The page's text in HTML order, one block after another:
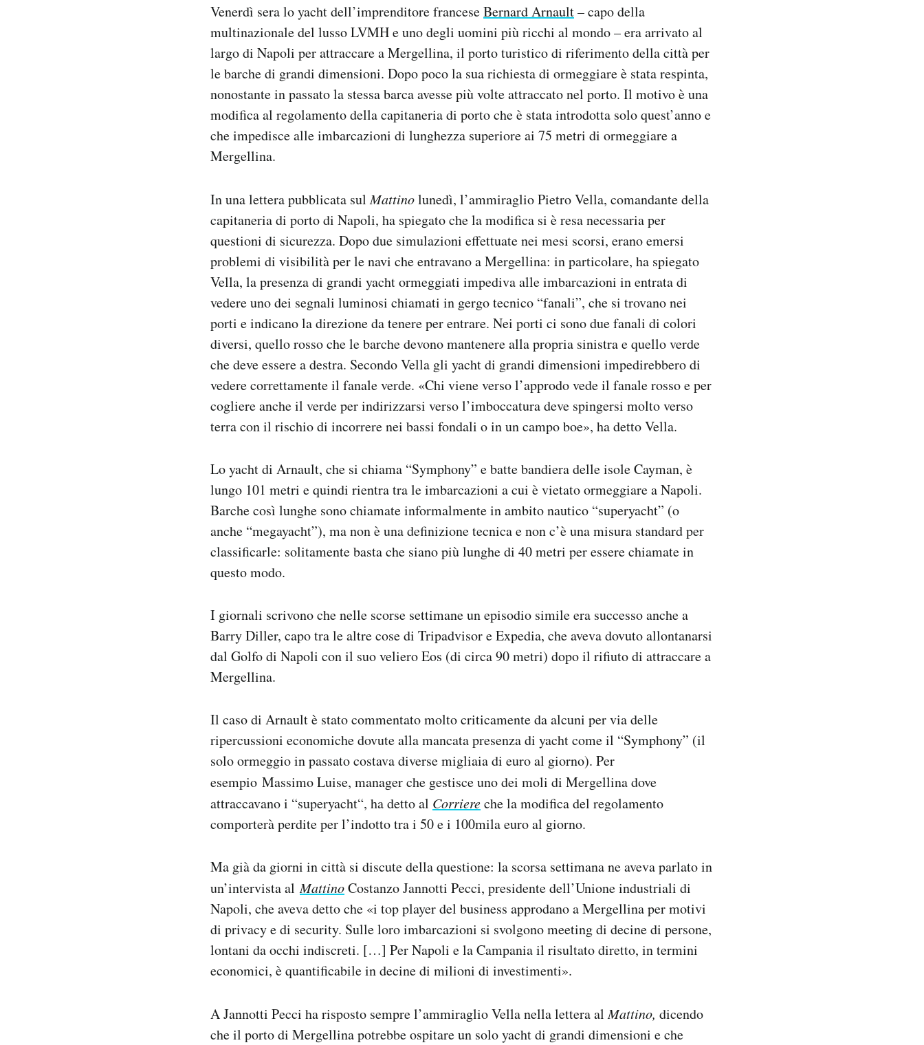
Venerdì sera lo yacht dell’imprenditore franceseBernard Arnault– capo della
multinazionale del lusso LVMH e uno degli uomini più ricchi al mondo – era arrivato al
largo di Napoli per attraccare a Mergellina, il porto turistico di riferimento della città per
le barche di grandi dimensioni. Dopo poco la sua richiesta di ormeggiare è stata respinta,
nonostante in passato la stessa barca avesse più volte attraccato nel porto. Il motivo è una
modifica al regolamento della capitaneria di porto che è stata introdotta solo quest’anno e
che impedisce alle imbarcazioni di lunghezza superiore ai 75 metri di ormeggiare a
Mergellina.
In una lettera pubblicata sulMattinolunedì, l’ammiraglio Pietro Vella, comandante della
capitaneria di porto di Napoli, ha spiegato che la modifica si è resa necessaria per
questioni di sicurezza. Dopo due simulazioni effettuate nei mesi scorsi, erano emersi
problemi di visibilità per le navi che entravano a Mergellina: in particolare, ha spiegato
Vella, la presenza di grandi yacht ormeggiati impediva alle imbarcazioni in entrata di
vedere uno dei segnali luminosi chiamati in gergo tecnico “fanali”, che si trovano nei
porti e indicano la direzione da tenere per entrare. Nei porti ci sono due fanali di colori
diversi, quello rosso che le barche devono mantenere alla propria sinistra e quello verde
che deve essere a destra. Secondo Vella gli yacht di grandi dimensioni impedirebbero di
vedere correttamente il fanale verde. «Chi viene verso l’approdo vede il fanale rosso e per
cogliere anche il verde per indirizzarsi verso l’imboccatura deve spingersi molto verso
terra con il rischio di incorrere nei bassi fondali o in un campo boe», ha detto Vella.
Lo yacht di Arnault, che si chiama “Symphony” e batte bandiera delle isole Cayman, è
lungo 101 metri e quindi rientra tra le imbarcazioni a cui è vietato ormeggiare a Napoli.
Barche così lunghe sono chiamate informalmente in ambito nautico “superyacht” (o
anche “megayacht”), ma non è una definizione tecnica e non c’è una misura standard per
classificarle: solitamente basta che siano più lunghe di 40 metri per essere chiamate in
questo modo.
I giornali scrivono che nelle scorse settimane un episodio simile era successo anche a
Barry Diller, capo tra le altre cose di Tripadvisor e Expedia, che aveva dovuto allontanarsi
dal Golfo di Napoli con il suo veliero Eos (di circa 90 metri) dopo il rifiuto di attraccare a
Mergellina.
Il caso di Arnault è stato commentato molto criticamente da alcuni per via delle
ripercussioni economiche dovute alla mancata presenza di yacht come il “Symphony” (il
solo ormeggio in passato costava diverse migliaia di euro al giorno). Per
esempio Massimo Luise, manager che gestisce uno dei moli di Mergellina dove
attraccavano i “superyacht“, ha detto al Corriereche la modifica del regolamento
comporterà perdite per l’indotto tra i 50 e i 100mila euro al giorno.
Ma già da giorni in città si discute della questione: la scorsa settimana ne aveva parlato in
un’intervista alMattinoCostanzo Jannotti Pecci, presidente dell’Unione industriali di
Napoli, che aveva detto che «i top player del business approdano a Mergellina per motivi
di privacy e di security. Sulle loro imbarcazioni si svolgono meeting di decine di persone,
lontani da occhi indiscreti. […] Per Napoli e la Campania il risultato diretto, in termini
economici, è quantificabile in decine di milioni di investimenti».
A Jannotti Pecci ha risposto sempre l’ammiraglio Vella nella lettera alMattino, dicendo
che il porto di Mergellina potrebbe ospitare un solo yacht di grandi dimensioni e che